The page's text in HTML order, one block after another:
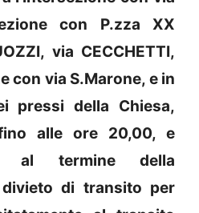
con P.zza XX
via CECCHETTI,
con via S.Marone, e in
pressi della Chiesa,
alle ore 20,00, e
al termine della
di transito per